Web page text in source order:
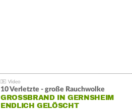
10 Verletzte - große Rauchwolke
GROSSBRAND IN GERNSHEIM E
NDLICH GELÖSCHT